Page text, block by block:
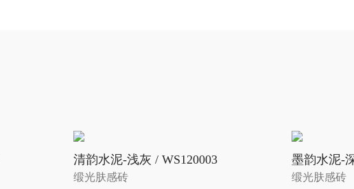
清韵水泥-浅灰 / WS120003
缎光肤感砖
墨韵水泥-
缎光肤感砖